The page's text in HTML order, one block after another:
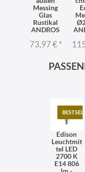
Messing
Glas
Rustikal
ANDROS
73,97 €*
Edison
Leuchtmit
tel LED
2700 K
E14 806